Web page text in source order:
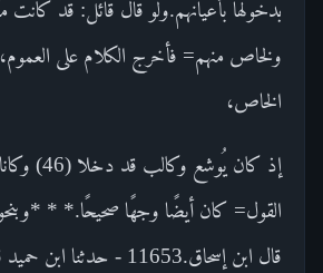
بدخولها بأعيانهم.ولو قال قائل: قد كانت
ولخاص منهم= فأخرج الكلام على العموم،
الخاص،
إذ كان يُوشع
القول= كان أيضًا وجهًا صحيحًا.* *
قال ابن إسحاق.11653 -